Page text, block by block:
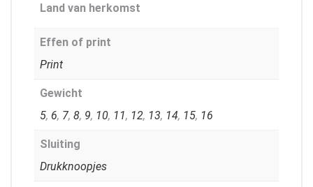
Land van herkomst
Effen of print
Print
Gewicht
5, 6, 7, 8, 9, 10, 11, 12, 13, 14, 15, 16
Sluiting
Drukknoopjes